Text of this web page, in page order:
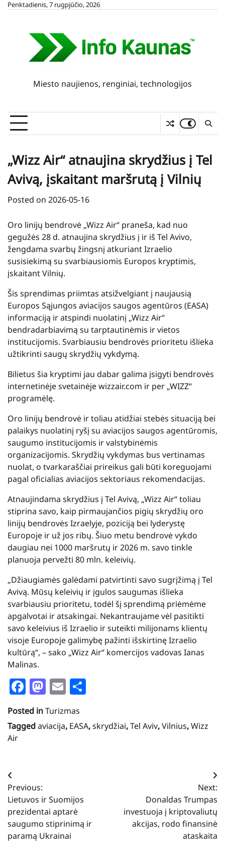
SkipPenktadienis, 7 rugpjūčio, 2026
Miesto naujienos, renginiai, technologijos
„Wizz Air“ atnaujina skrydžius į Tel
Avivą, įskaitant maršrutą į Vilnių
Posted on 2026-05-16
Oro linijų bendrovė „Wizz Air“ praneša, kad nuo
gegužės 28 d. atnaujina skrydžius į ir iš Tel Avivo,
žengdama svarbų žingsnį atkuriant Izraelio
susisiekimą su svarbiausiomis Europos kryptimis,
įskaitant Vilnių.
Šis sprendimas priimtas atsižvelgiant į naujausią
Europos Sąjungos aviacijos saugos agentūros (EASA)
informaciją ir atspindi nuolatinį „Wizz Air“
bendradarbiavimą su tarptautinėmis ir vietos
institucijomis. Svarbiausiu bendrovės prioritetu išlieka
užtikrinti saugų skrydžių vykdymą.
Bilietus šia kryptimi jau dabar galima įsigyti bendrovės
internetinėje svetainėje wizzair.com ir per „WIZZ“
programėlę.
Oro linijų bendrovė ir toliau atidžiai stebės situaciją bei
palaikys nuolatinį ryšį su aviacijos saugos agentūromis,
saugumo institucijomis ir valstybinėmis
organizacijomis. Skrydžių vykdymas bus vertinamas
nuolat, o tvarkaraščiai prireikus gali būti koreguojami
pagal oficialias aviacijos sektoriaus rekomendacijas.
Atnaujindama skrydžius į Tel Avivą, „Wizz Air“ toliau
stiprina savo, kaip pirmaujančios pigių skrydžių oro
linijų bendrovės Izraelyje, poziciją bei lyderystę
Europoje ir už jos ribų. Šiuo metu bendrovė vykdo
daugiau nei 1000 maršrutų ir 2026 m. savo tinkle
planuoja pervežti 80 mln. keleivių.
„Džiaugiamės galėdami patvirtinti savo sugrįžimą į Tel
Avivą. Mūsų keleivių ir įgulos saugumas išlieka
svarbiausiu prioritetu, todėl šį sprendimą priėmėme
apgalvotai ir atsakingai. Nekantraujame vėl pasitikti
savo keleivius iš Izraelio ir suteikti milijonams klientų
visoje Europoje galimybę pažinti išskirtinę Izraelio
kultūrą“, – sako „Wizz Air“ komercijos vadovas Ianas
Malinas.
Facebook
Mastodon
Email
Posted inTurizmas
Taggedaviacija, EASA,skrydžiai,Tel Aviv,Vilnius,Wizz
Air
Navigacija
tarp
įrašų
Previous:
Lietuvos ir Suomijos
prezidentai aptarė
saugumo stiprinimą ir
paramą Ukrainai
Next:
Donaldas Trumpas
investuoja į kriptovaliutų
akcijas, rodo finansinė
ataskaita